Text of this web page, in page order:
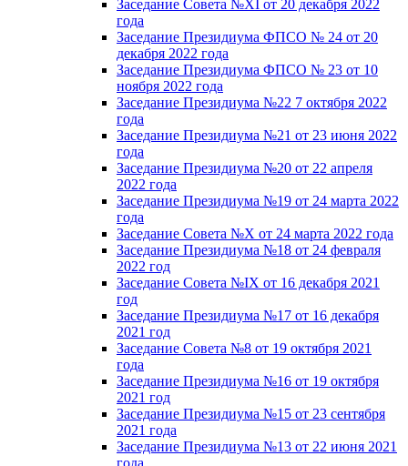
Заседание Совета №XI от 20 декабря 2022
года
Заседание Президиума ФПСО № 24 от 20
декабря 2022 года
Заседание Президиума ФПСО № 23 от 10
ноября 2022 года
Заседание Президиума №22 7 октября 2022
года
Заседание Президиума №21 от 23 июня 2022
года
Заседание Президиума №20 от 22 апреля
2022 года
Заседание Президиума №19 от 24 марта 2022
года
Заседание Совета №X от 24 марта 2022 года
Заседание Президиума №18 от 24 февраля
2022 год
Заседание Совета №IX от 16 декабря 2021
год
Заседание Президиума №17 от 16 декабря
2021 год
Заседание Совета №8 от 19 октября 2021
года
Заседание Президиума №16 от 19 октября
2021 год
Заседание Президиума №15 от 23 сентября
2021 года
Заседание Президиума №13 от 22 июня 2021
года